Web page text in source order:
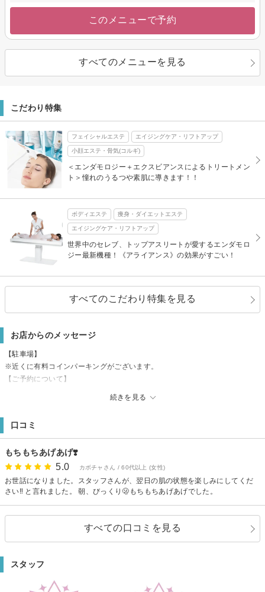
このメニューで予約
すべてのメニューを見る
こだわり特集
フェイシャルエステ エイジングケア・リフトアップ
小顔エステ・骨気(コルギ)
＜エンダモロジー＋エクスビアンスによるトリートメン
ト＞憧れのうるつや素肌に導きます！！
ボディエステ 痩身・ダイエットエステ
エイジングケア・リフトアップ
世界中のセレブ、トップアスリートが愛するエンダモロ
ジー最新機種！《アライアンス》の効果がすごい！
すべてのこだわり特集を見る
お店からのメッセージ
続きを見る
【駐車場】
※近くに有料コインパーキングがございます。
【ご予約について】
口コミ
もちもちあげあげ❣️
5.0 カボチャさん / 60代以上 (女性)
お世話になりました。スタッフさんが、翌日の肌の状態を楽しみにしてくだ
さい‼️ と言れました。 朝、びっくり🫢もちもちあげあげでした。
すべての口コミを見る
スタッフ